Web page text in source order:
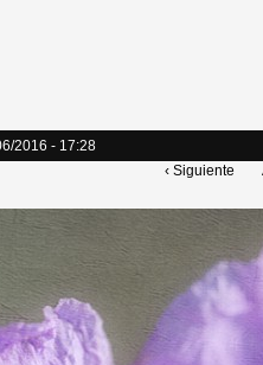
2016 - 17:28
‹ Siguiente